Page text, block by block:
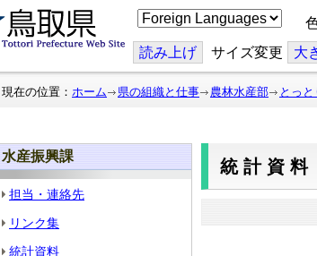
こ
の
ジ
を
翻
読み上げ サイズ変更 大
現在の位置： ホーム 県の組織と仕事 農林水産部 とっ
水産振興課
担当・連絡先
リンク集
統計資料
統計資料